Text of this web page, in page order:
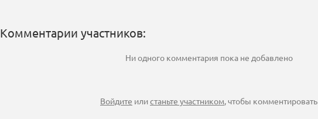
Комментарии участников:
Ни одного комментария пока не добавлено
Войдите илистаньте участником, чтобы комментировать